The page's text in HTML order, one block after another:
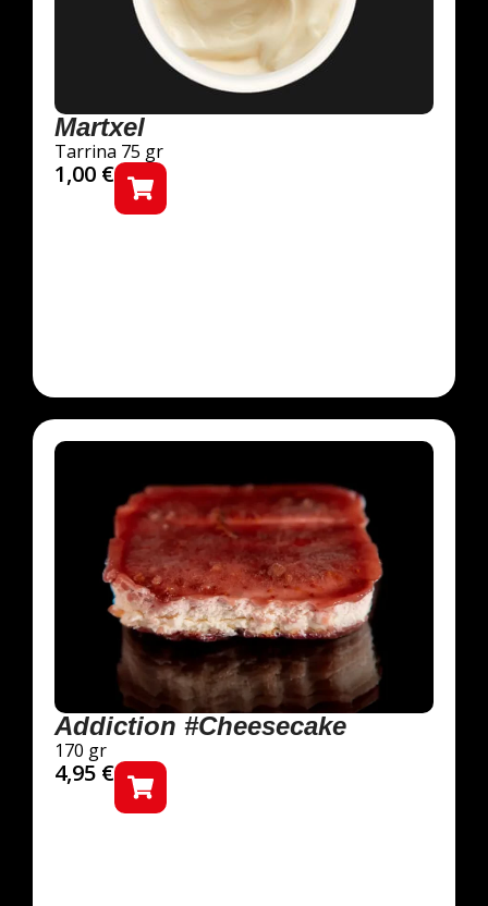
Martxel
Tarrina 75 gr
1,00 €
Addiction #Cheesecake
170 gr
4,95 €